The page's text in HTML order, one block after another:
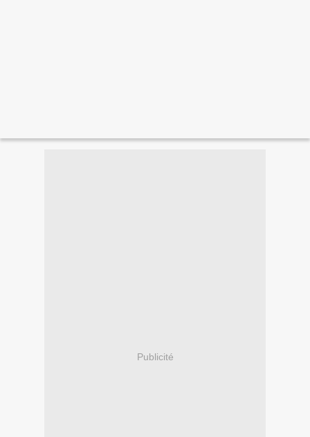
Publicité